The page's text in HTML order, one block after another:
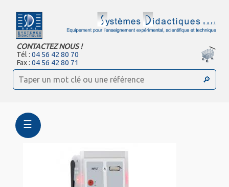
CONTACTEZ NOUS !
Tél :04 56 42 80 70
Fax :04 56 42 80 71
☰